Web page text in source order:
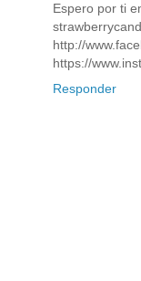
Espero por ti
http://
https://
Responder